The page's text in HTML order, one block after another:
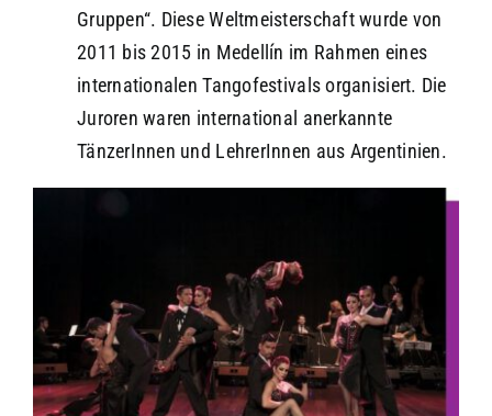
Gruppen“. Diese Weltmeisterschaft wurde von
2011 bis 2015 in Medellín im Rahmen eines
internationalen Tangofestivals organisiert. Die
Juroren waren international anerkannte
TänzerInnen und LehrerInnen aus Argentinien.